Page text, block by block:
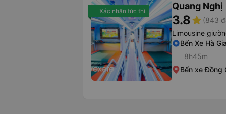
Xác nhận tức thì Quang Nghị
3.8star (843
Limousine
Bến Xe Hà
8h45m
Bến xe Đồng